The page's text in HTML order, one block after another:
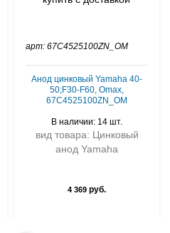
арт: 67C4525100ZN_OM
Анод цинковый Yamaha 40-
50;F30-F60, Omax,
67C4525100ZN_OM
В наличии: 14 шт.
вид товара: Цинковый
анод Yamaha
4 369 руб.